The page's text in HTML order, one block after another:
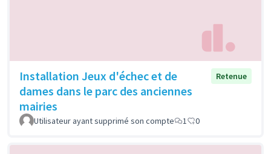
Installation Jeux d'échec et de
dames dans le parc des anciennes
mairies
Retenue
Utilisateur ayant supprimé son compte 1 0